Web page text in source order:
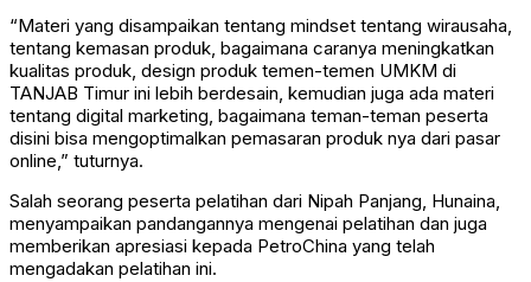
“Materi yang disampaikan tentang mindset tentang wirausaha,
tentang kemasan produk, bagaimana caranya meningkatkan
kualitas produk, design produk temen-temen UMKM di
TANJAB Timur ini lebih berdesain, kemudian juga ada materi
tentang digital marketing, bagaimana teman-teman peserta
disini bisa mengoptimalkan pemasaran produk nya dari pasar
online,” tuturnya.
Salah seorang peserta pelatihan dari Nipah Panjang, Hunaina,
menyampaikan pandangannya mengenai pelatihan dan juga
memberikan apresiasi kepada PetroChina yang telah
mengadakan pelatihan ini.